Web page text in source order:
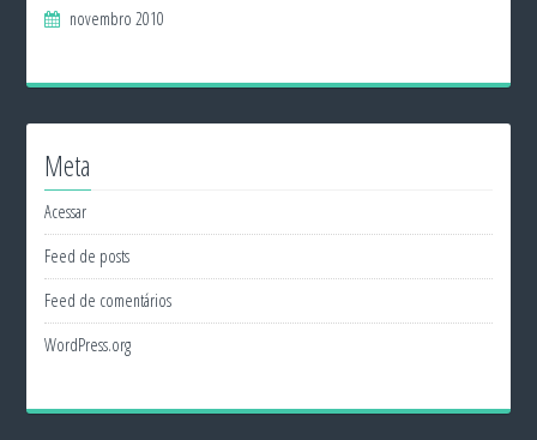
novembro 2010
Meta
Acessar
Feed de posts
Feed de comentários
WordPress.org